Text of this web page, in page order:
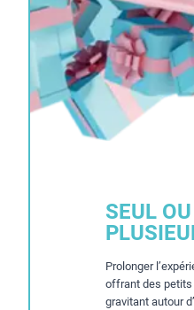
SEUL
Prolonger
offrant des petits
gravitant autour